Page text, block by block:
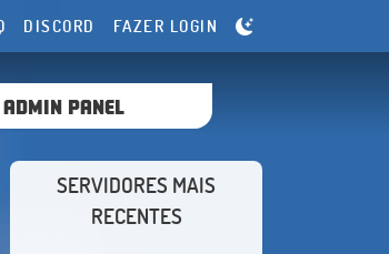
DISCORD FAZER LOGIN
ADMIN PANEL
SERVIDORES MAIS
RECENTES